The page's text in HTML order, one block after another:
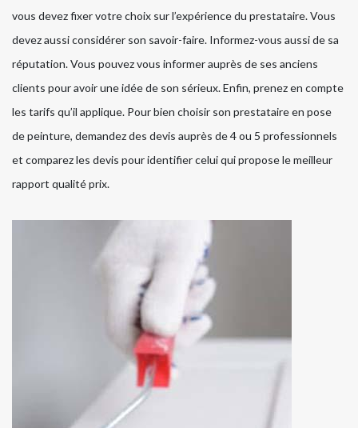
vous devez fixer votre choix sur l’expérience du prestataire. Vous
devez aussi considérer son savoir-faire. Informez-vous aussi de sa
réputation. Vous pouvez vous informer auprès de ses anciens
clients pour avoir une idée de son sérieux. Enfin, prenez en compte
les tarifs qu’il applique. Pour bien choisir son prestataire en pose
de peinture, demandez des devis auprès de 4 ou 5 professionnels
et comparez les devis pour identifier celui qui propose le meilleur
rapport qualité prix.